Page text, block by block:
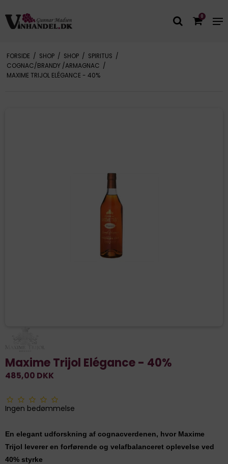
0
FORSIDE / SHOP / SHOP / SPIRITUS /
COGNAC/BRANDY /ARMAGNAC /
MAXIME TRIJOL ELÉGANCE - 40%
Maxime Trijol Elégance - 40%
485,00 DKK
Ingen bedømmelse
En elegant udforskning af cognacverdenen, hvor Maxime
Trijol leverer en forførende og velafbalanceret oplevelse ved
40% styrke